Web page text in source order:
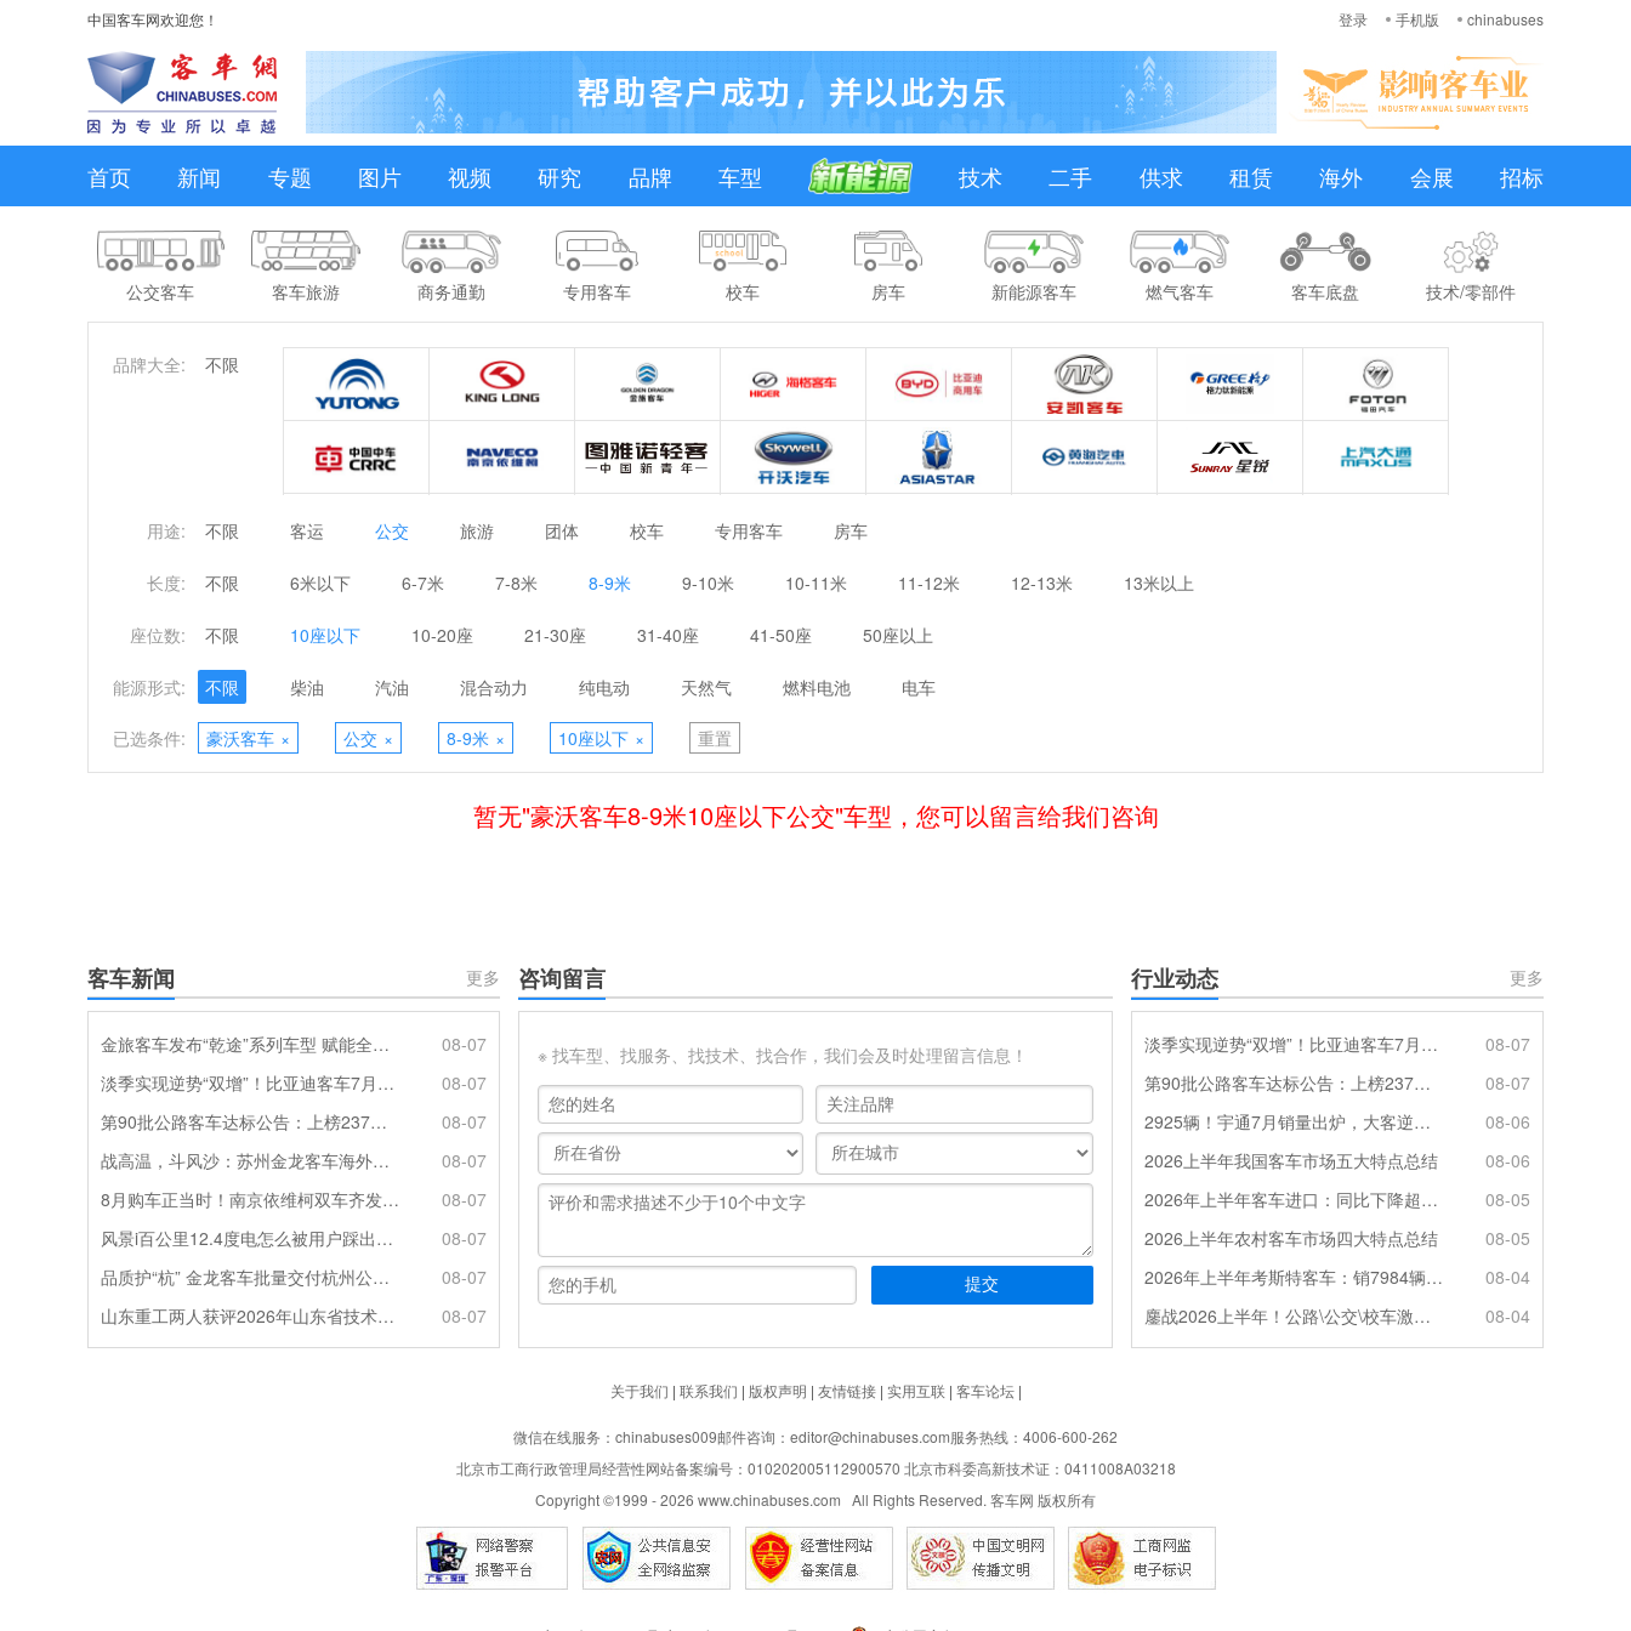
中国客车网欢迎您！ 登录 手机版 chinabuses
首页 新闻 专题 图片 视频 研究 品牌 车型 技术 二手 供求 租赁 海外 会展 招标
公交客车 客车旅游 商务通勤 专用客车 校车 房车 新能源客车 燃气客车 客车底盘 技术/零部件
品牌大全: 不限
用途: 不限 客运 公交 旅游 团体 校车 专用客车 房车
长度: 不限 6米以下 6-7米 7-8米 8-9米 9-10米 10-11米 11-12米 12-13米 13米以上
座位数: 不限 10座以下 10-20座 21-30座 31-40座 41-50座 50座以上
能源形式: 不限 柴油 汽油 混合动力 纯电动 天然气 燃料电池 电车
已选条件: 豪沃客车 × 公交 × 8-9米 × 10座以下 × 重置
暂无"豪沃客车8-9米10座以下公交"车型，您可以留言给我们咨询
客车新闻 更多
金旅客车发布“乾途”系列车型 赋能全球客运产业提质升级
08-07
淡季实现逆势“双增”！比亚迪客车7月热销620辆创新高
08-07
第90批公路客车达标公告：上榜237款创次高，混动\燃料电池缺席
08-07
战高温，斗风沙：苏州金龙客车海外服务的“极限温度测试”
08-07
8月购车正当时！南京依维柯双车齐发限时福利全解析
08-07
风景i百公里12.4度电怎么被用户踩出来的？
08-07
品质护“杭” 金龙客车批量交付杭州公交集团72辆
08-07
山东重工两人获评2026年山东省技术技能大师
08-07
咨询留言
※ 找车型、找服务、找技术、找合作，我们会及时处理留言信息！
行业动态 更多
淡季实现逆势“双增”！比亚迪客车7月热销620辆创新高
08-07
第90批公路客车达标公告：上榜237款创次高，混动\燃料电池缺席
08-07
2925辆！宇通7月销量出炉，大客逆势走强筑牢基本盘
08-06
2026上半年我国客车市场五大特点总结
08-06
2026年上半年客车进口：同比下降超4成，轻客主体地位凸显
08-05
2026上半年农村客车市场四大特点总结
08-05
2026年上半年考斯特客车：销7984辆 6米领涨领跑 电动化提速
08-04
鏖战2026上半年！公路\公交\校车激烈角逐，谁问鼎赛道赢家?
08-04
关于我们 | 联系我们 | 版权声明 | 友情链接| 实用互联| 客车论坛|
微信在线服务：chinabuses009邮件咨询：editor@chinabuses.com服务热线：4006-600-262
北京市工商行政管理局经营性网站备案编号：010202005112900570 北京市科委高新技术证：0411008A03218
Copyright ©1999 -2026 www.chinabuses.com All Rights Reserved. 客车网 版权所有